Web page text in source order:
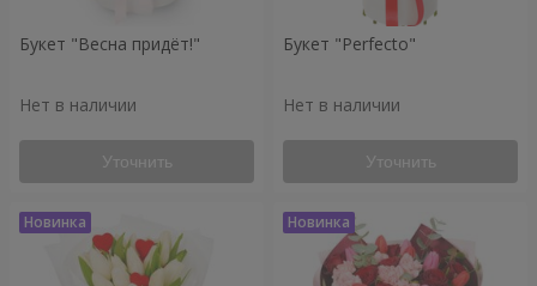
Букет "Весна придёт!"
Нет в наличии
Уточнить
Букет "Perfecto"
Нет в наличии
Уточнить